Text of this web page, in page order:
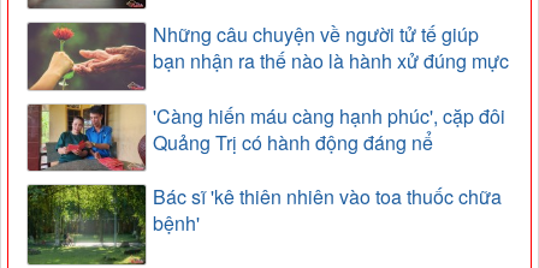
Những câu chuyện về người tử tế giúp
bạn nhận ra thế nào là hành xử đúng mực
'Càng hiến máu càng hạnh phúc', cặp đôi
Quảng Trị có hành động đáng nể
Bác sĩ 'kê thiên nhiên vào toa thuốc chữa
bệnh'